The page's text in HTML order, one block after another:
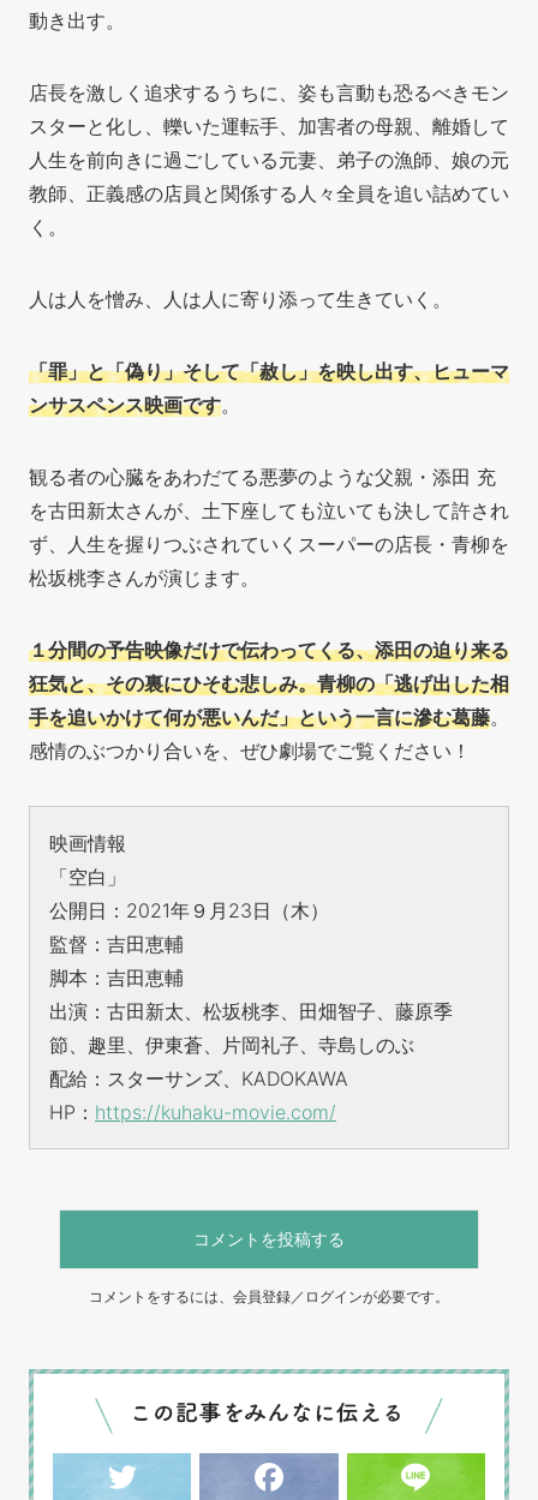
動き出す。
店長を激しく追求するうちに、姿も言動も恐るべきモン
スターと化し、轢いた運転手、加害者の母親、離婚して
人生を前向きに過ごしている元妻、弟子の漁師、娘の元
教師、正義感の店員と関係する人々全員を追い詰めてい
く。
人は人を憎み、人は人に寄り添って生きていく。
「罪」と「偽り」そして「赦し」を映し出す、ヒューマ
ンサスペンス映画です。
観る者の心臓をあわだてる悪夢のような父親・添田 充
を古田新太さんが、土下座しても泣いても決して許され
ず、人生を握りつぶされていくスーパーの店長・青柳を
松坂桃李さんが演じます。
１分間の予告映像だけで伝わってくる、添田の迫り来る
狂気と、その裏にひそむ悲しみ。青柳の「逃げ出した相
手を追いかけて何が悪いんだ」という一言に滲む葛藤。
感情のぶつかり合いを、ぜひ劇場でご覧ください！
映画情報
「空白」
公開日：2021年９月23日（木）
監督：吉田恵輔
脚本：吉田恵輔
出演：古田新太、松坂桃李、田畑智子、藤原季
節、趣里、伊東蒼、片岡礼子、寺島しのぶ
配給：スターサンズ、KADOKAWA
HP： https://kuhaku-movie.com/
コメントを投稿する
コメントをするには、会員登録／ログインが必要です。